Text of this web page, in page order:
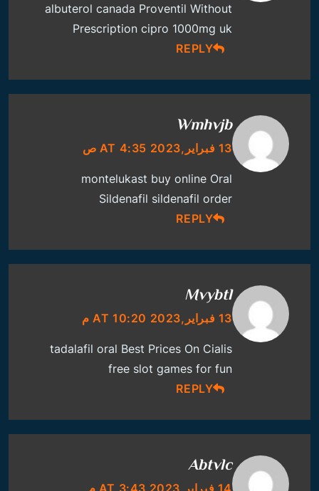
albuterol canada Proventil Without
Prescription cipro 1000mg uk
REPLY
Wmhvjb
13 فبراير,2023 AT 4:35 ص
montelukast buy online Oral
Sildenafil sildenafil order
REPLY
Mvybtl
13 فبراير,2023 AT 10:20 م
tadalafil oral Best Prices On Cialis
free slot games for fun
REPLY
Abtvlc
14 فبراير,2023 AT 3:43 م